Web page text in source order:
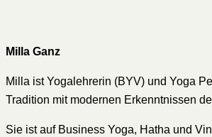
Milla Ganz
Milla ist Yogalehrerin (BYV) und Yoga
Tradition mit modernen Erkenntnissen
Sie ist auf Business Yoga, Hatha und